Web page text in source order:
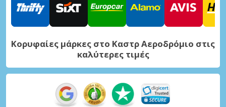
Κορυφαίες μάρκες στο Καστρ Αεροδρόμιο στις
καλύτερες τιμές